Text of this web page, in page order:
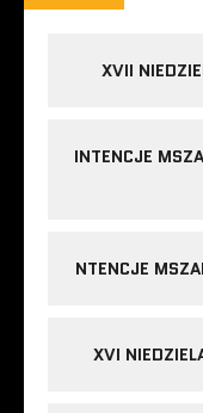
XVII
INTENCJE
NTENCJE
XVI